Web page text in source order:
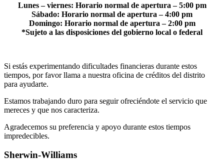
Lunes – viernes: Horario normal de apertura – 5:00 pm
Sábado: Horario normal de apertura – 4:00 pm
Domingo: Horario normal de apertura – 2:00 pm
*Sujeto a las disposiciones del gobierno local o federal
Si estás experimentando dificultades financieras durante estos
tiempos, por favor llama a nuestra oficina de créditos del distrito
para ayudarte.
Estamos trabajando duro para seguir ofreciéndote el servicio que
mereces y que nos caracteriza.
Agradecemos su preferencia y apoyo durante estos tiempos
impredecibles.
Sherwin-Williams